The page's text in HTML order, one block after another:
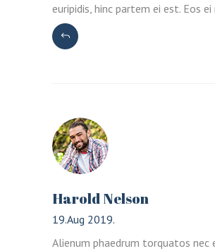
euripidis, hinc partem ei est. Eos ei
Harold Nelson
19.Aug 2019.
Alienum phaedrum torquatos nec